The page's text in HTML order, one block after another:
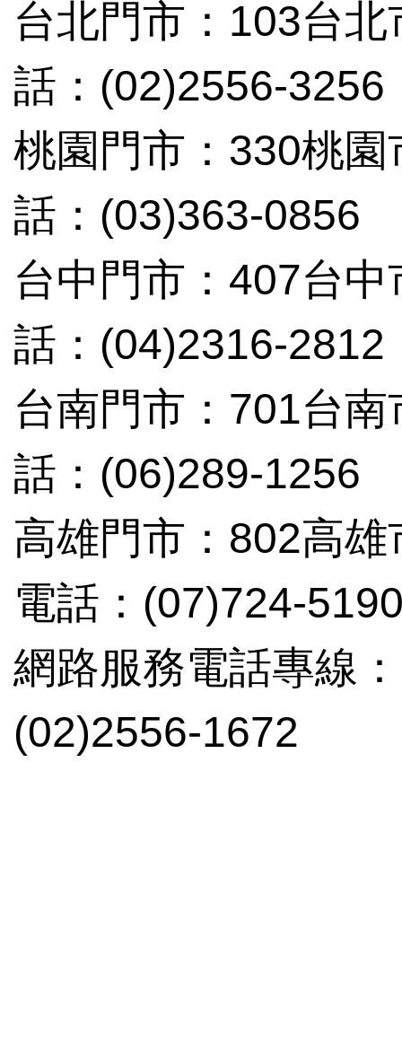
台北門市：103台
話：(02)2556-3256
桃園門市：330桃
話：(03)363-0856
台中門市：407台
話：(04)2316-2812
台南門市：701台
話：(06)289-1256
高雄門市：802高
電話：(07)724-
網路服務電話專線
(02)2556-1672